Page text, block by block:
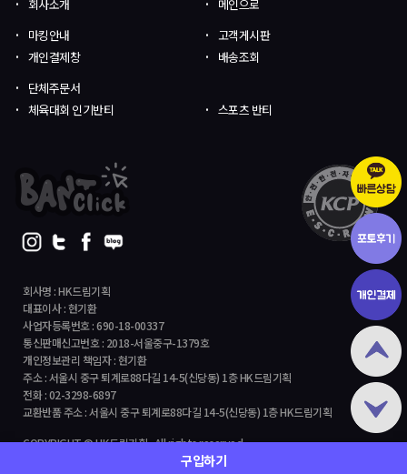
구입하기
회사명 : HK드림기획
대표이사 : 현기환
사업자등록번호 : 690-18-00337
통신판매신고번호 : 2018-서울중구-1379호
개인정보관리 책임자 : 현기환
주소 : 서울시 중구 퇴계로88다길 14-5(신당동) 1층 HK드림기획
전화 : 02-3298-6897
교환반품 주소 : 서울시 중구 퇴계로88다길 14-5(신당동) 1층 HK드림기획
COPYRIGHT © HK드림기획 All rights reserved.
회사소개
메인으로
마킹안내
고객게시판
개인결제창
배송조회
단체주문서
체육대회 인기반티
스포츠 반티